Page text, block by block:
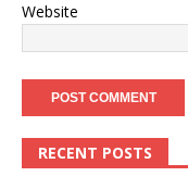
Website
RECENT POSTS